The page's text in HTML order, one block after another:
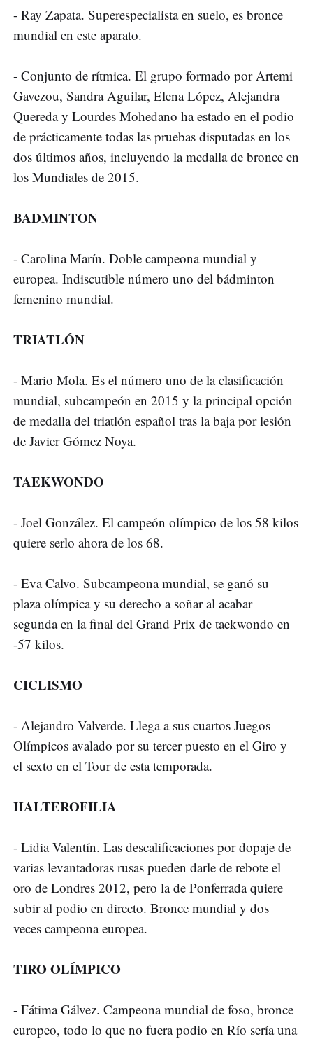
- Ray Zapata. Superespecialista en suelo, es bronce
mundial en este aparato.
- Conjunto de rítmica. El grupo formado por Artemi
Gavezou, Sandra Aguilar, Elena López, Alejandra
Quereda y Lourdes Mohedano ha estado en el podio
de prácticamente todas las pruebas disputadas en los
dos últimos años, incluyendo la medalla de bronce en
los Mundiales de 2015.
BADMINTON
- Carolina Marín. Doble campeona mundial y
europea. Indiscutible número uno del bádminton
femenino mundial.
TRIATLÓN
- Mario Mola. Es el número uno de la clasificación
mundial, subcampeón en 2015 y la principal opción
de medalla del triatlón español tras la baja por lesión
de Javier Gómez Noya.
TAEKWONDO
- Joel González. El campeón olímpico de los 58 kilos
quiere serlo ahora de los 68.
- Eva Calvo. Subcampeona mundial, se ganó su
plaza olímpica y su derecho a soñar al acabar
segunda en la final del Grand Prix de taekwondo en
-57 kilos.
CICLISMO
- Alejandro Valverde. Llega a sus cuartos Juegos
Olímpicos avalado por su tercer puesto en el Giro y
el sexto en el Tour de esta temporada.
HALTEROFILIA
- Lidia Valentín. Las descalificaciones por dopaje de
varias levantadoras rusas pueden darle de rebote el
oro de Londres 2012, pero la de Ponferrada quiere
subir al podio en directo. Bronce mundial y dos
veces campeona europea.
TIRO OLÍMPICO
- Fátima Gálvez. Campeona mundial de foso, bronce
europeo, todo lo que no fuera podio en Río sería una